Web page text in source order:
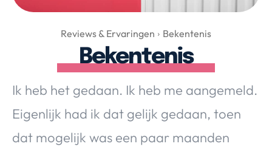
Over Valerie
Over Valerie
De Top 5
Contact
Reviews & Ervaringen Bekentenis
Bekentenis
Ik heb het gedaan. Ik heb me aangemeld.
Eigenlijk had ik dat gelijk gedaan, toen
dat mogelijk was een paar maanden